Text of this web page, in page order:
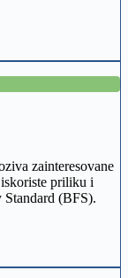
zainteresovane
iskoriste priliku i
(BFS).